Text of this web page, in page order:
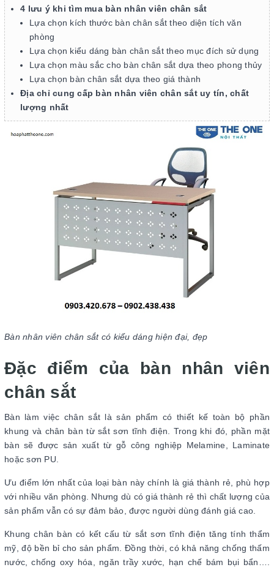
4 lưu ý khi tìm mua bàn nhân viên chân sắt
Lựa chọn kích thước bàn chân sắt theo diện tích văn
phòng
Lựa chọn kiểu dáng bàn chân sắt theo mục đích sử dụng
Lựa chọn màu sắc cho bàn chân sắt dựa theo phong thủy
Lựa chọn bàn chân sắt dựa theo giá thành
Địa chỉ cung cấp bàn nhân viên chân sắt uy tín, chất
lượng nhất
Bàn nhân viên chân sắt có kiểu dáng hiện đại, đẹp
Đặc điểm của bàn nhân viên
chân sắt
Bàn làm việc chân sắt là sản phẩm có thiết kế toàn bộ phần
khung và chân bàn từ sắt sơn tĩnh điện. Trong khi đó, phần mặt
bàn sẽ được sản xuất từ gỗ công nghiệp Melamine, Laminate
hoặc sơn PU.
Ưu điểm lớn nhất của loại bàn này chính là giá thành rẻ, phù hợp
với nhiều văn phòng. Nhưng dù có giá thành rẻ thì chất lượng của
sản phẩm vẫn có sự đảm bảo, được người dùng đánh giá cao.
Khung chân bàn có kết cấu từ sắt sơn tĩnh điện tăng tính thẩm
mỹ, độ bền bỉ cho sản phẩm. Đồng thời, có khả năng chống thấm
nước, chống oxy hóa, ngăn trầy xước, hạn chế bám bụi bẩn….